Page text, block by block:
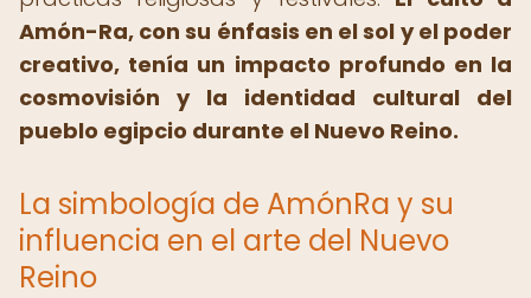
Amón-Ra, con su énfasis en el sol y el poder
creativo, tenía un impacto profundo en la
cosmovisión y la identidad cultural del
pueblo egipcio durante el Nuevo Reino.
La simbología de AmónRa y su
influencia en el arte del Nuevo
Reino